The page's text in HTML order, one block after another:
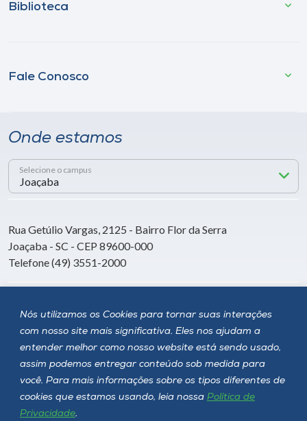
Nós utilizamos os Cookies para tornar suas interações
com nosso site mais significativa. Eles nos ajudam a
entender melhor como nosso website está sendo usado,
assim podemos entregar conteúdo sob medida para
você. Para mais informações sobre os tipos diferentes de
cookies que estamos usando, leia nossa Política de
Privacidade.
Biblioteca
Fale Conosco
Onde estamos
Selecione o campus
Rua Getúlio Vargas, 2125 - Bairro Flor da Serra
Joaçaba - SC - CEP 89600-000
Telefone (49) 3551-2000
Siga a Unoesc